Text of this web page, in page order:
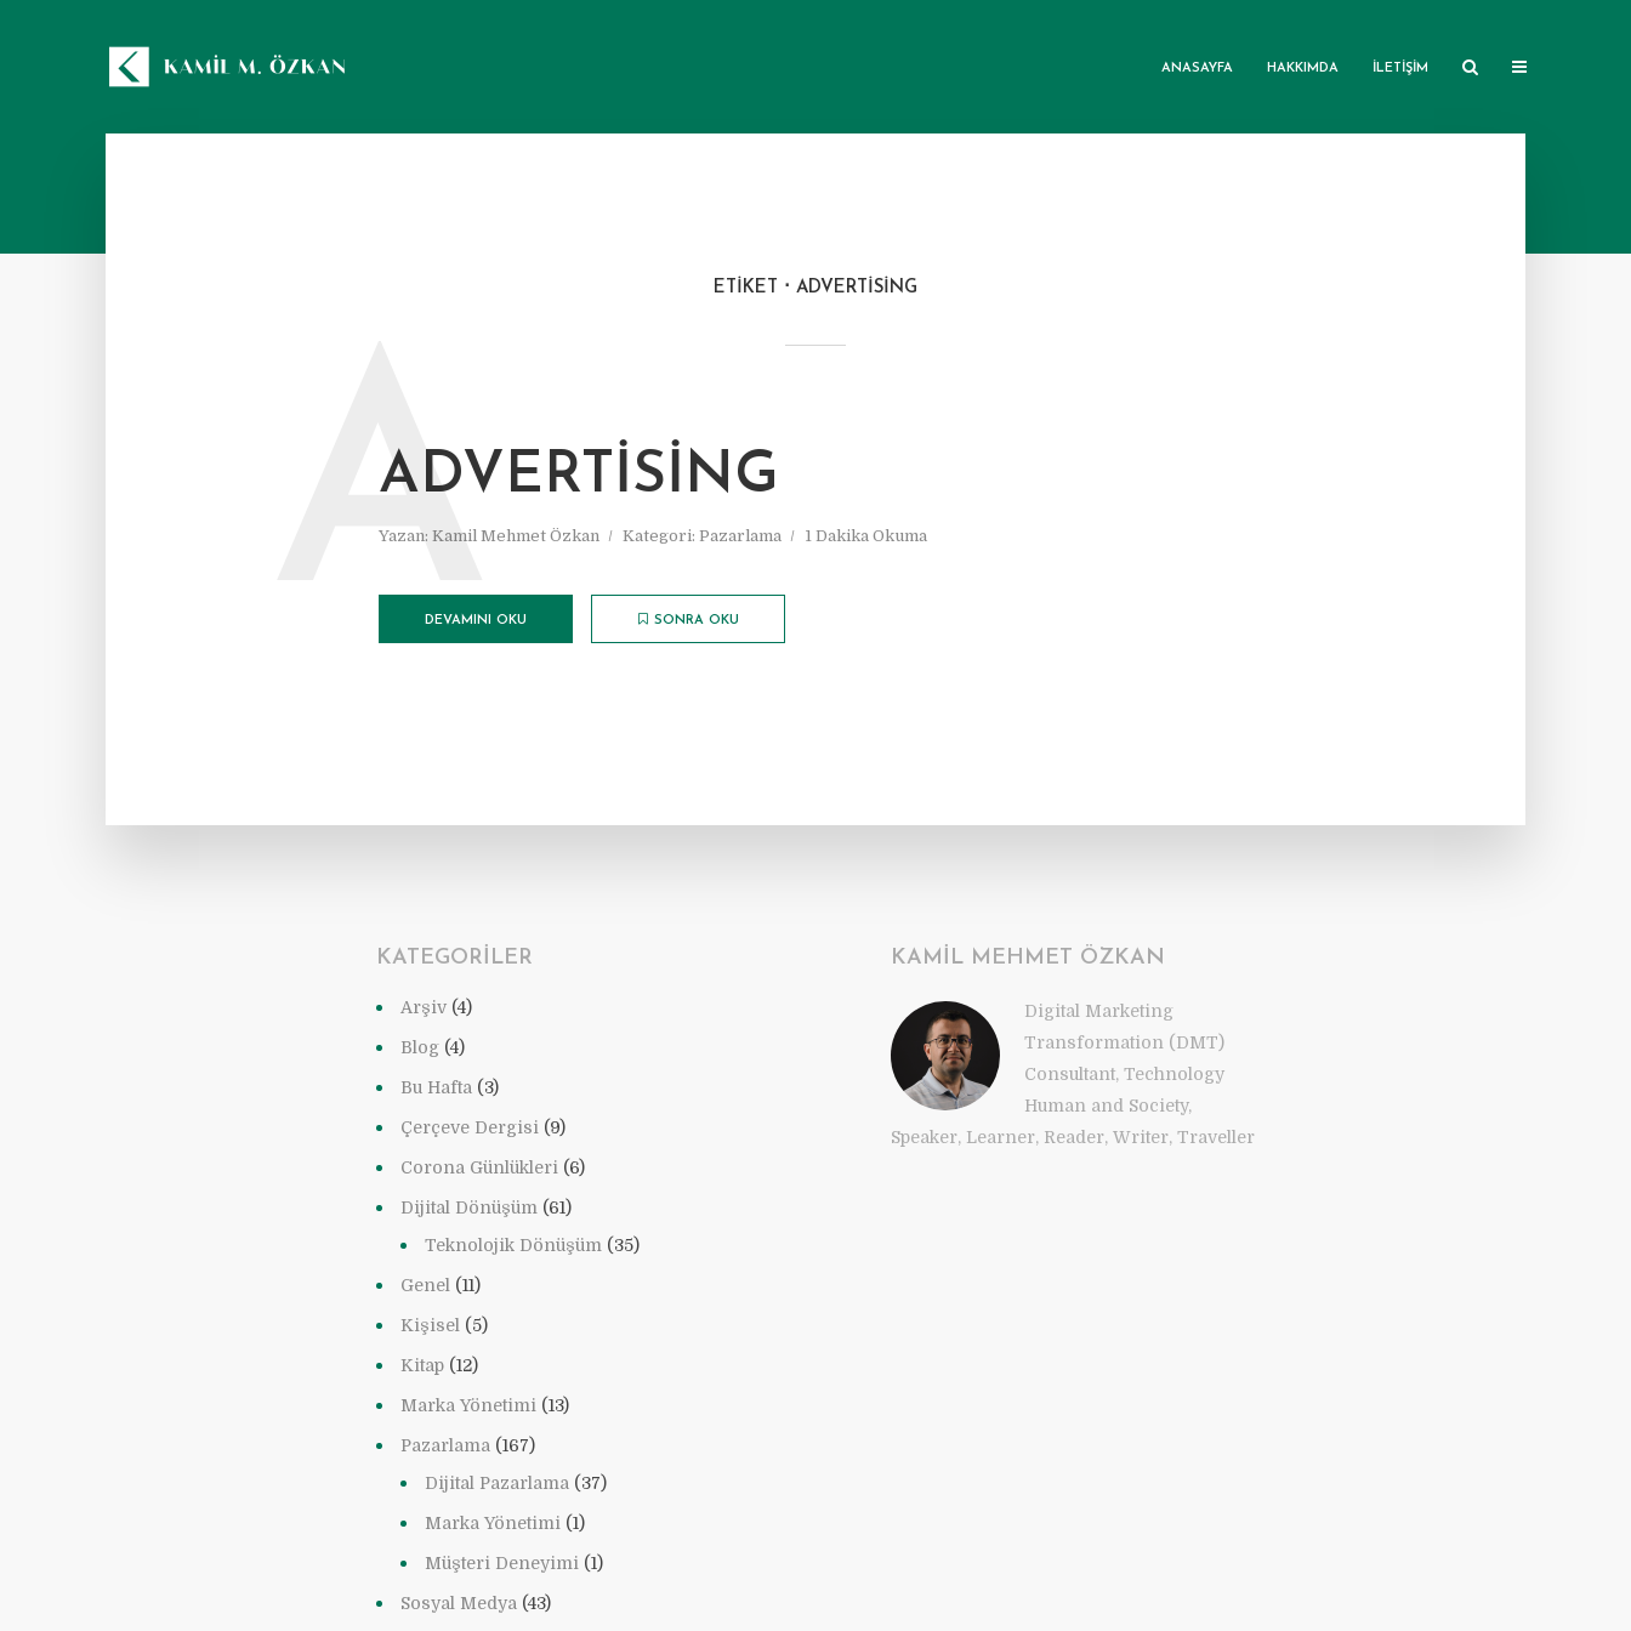
ANASAYFA HAKKIMDA İLETIŞIM
ETIKET ADVERTISING
ADVERTISING
Yazan: Kamil Mehmet Özkan Kategori: Pazarlama 1 Dakika Okuma
A
DEVAMINI OKU SONRA OKU
KATEGORILER
Arşiv (4)
Blog (4)
Bu Hafta (3)
Çerçeve Dergisi (9)
Corona Günlükleri (6)
Dijital Dönüşüm (61)
Teknolojik Dönüşüm (35)
Genel (11)
Kişisel (5)
Kitap (12)
Marka Yönetimi (13)
Pazarlama (167)
Dijital Pazarlama (37)
Marka Yönetimi (1)
Müşteri Deneyimi (1)
Sosyal Medya (43)
KAMIL MEHMET ÖZKAN
Digital Marketing
Transformation (DMT)
Consultant, Technology
Human and Society,
Speaker, Learner, Reader, Writer, Traveller